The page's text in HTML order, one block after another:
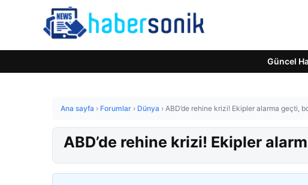
Güncel
Ana sayfa › Forumlar › Dünya › ABD’de rehine krizi! Ekipler alarma geçti,
ABD’de rehine krizi! Ekipler